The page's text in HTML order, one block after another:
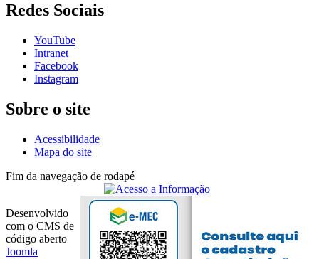
Redes Sociais
YouTube
Intranet
Facebook
Instagram
Sobre o site
Acessibilidade
Mapa do site
Fim da navegação de rodapé
Desenvolvido
com o CMS de
código aberto
Joomla